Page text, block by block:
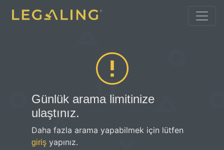
Günlük arama limitinize
ulaştınız.
Daha fazla arama yapabilmek için lütfen
giriş yapınız.